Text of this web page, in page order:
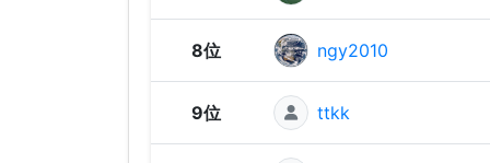
8位 ngy2010
9位 ttkk